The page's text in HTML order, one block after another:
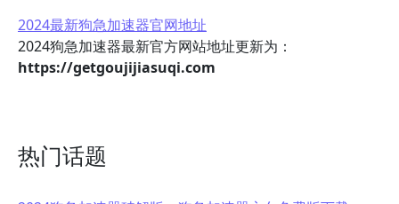
2024最新狗急加速器官网地址
2024狗急加速器最新官方网站地址更新为：
https://getgoujijiasuqi.com
热门话题